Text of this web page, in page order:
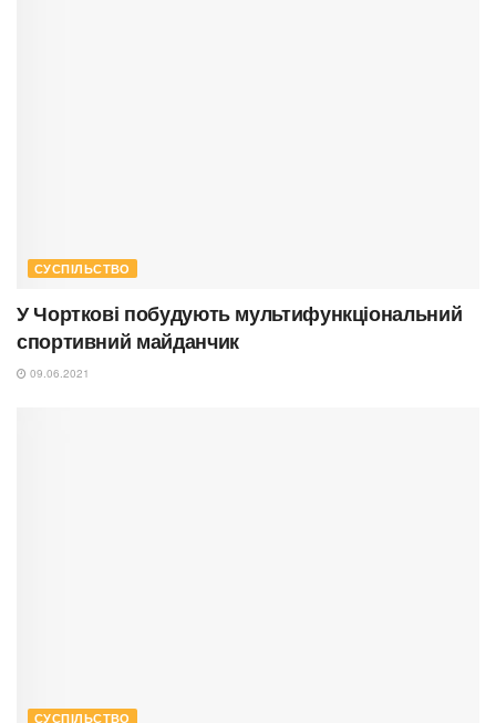
СУСПІЛЬСТВО
У Чорткові побудують мультифункціональний
спортивний майданчик
09.06.2021
СУСПІЛЬСТВО